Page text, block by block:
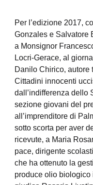
Per l’edizione 2017,
Gonzales e Salvatore
a Monsignor
Locri-Gerace, al
Danilo Chirico, autore
Cittadini innocenti
dall’indifferenza dello
sezione giovani del
all’imprenditore di
sotto scorta per aver
ricevute, a Maria
pace, dirigente
che ha ottenuto la
produce olio biologico